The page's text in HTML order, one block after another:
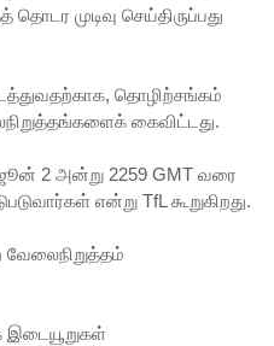
முடிவு செய்திருப்பது
தொழிற்சங்கம்
கைவிட்டது.
2 அன்று 2259 GMT வரை
என்று TfL கூறுகிறது.
இடையூறுகள்